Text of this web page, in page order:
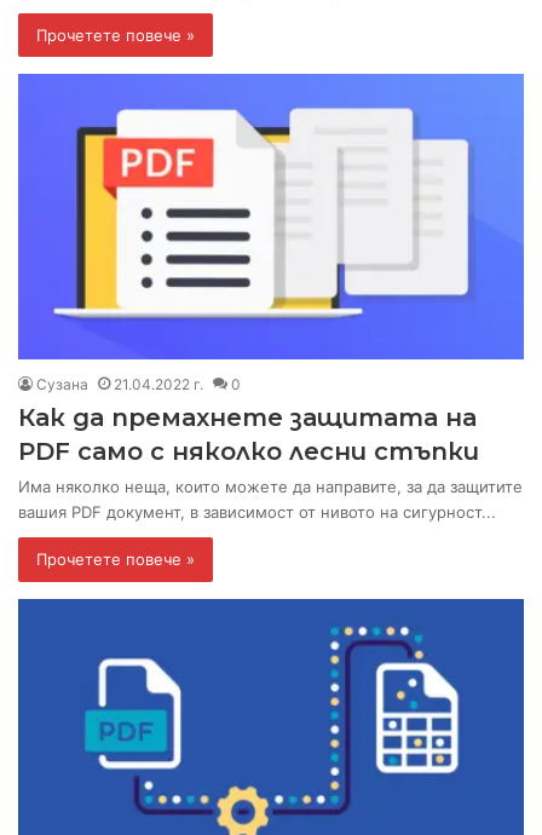
Прочетете повече »
Сузана 21.04.2022 г. 0
Как да премахнете защитата на
PDF само с няколко лесни стъпки
Има няколко неща, които можете да направите, за да защитите
вашия PDF документ, в зависимост от нивото на сигурност...
Прочетете повече »